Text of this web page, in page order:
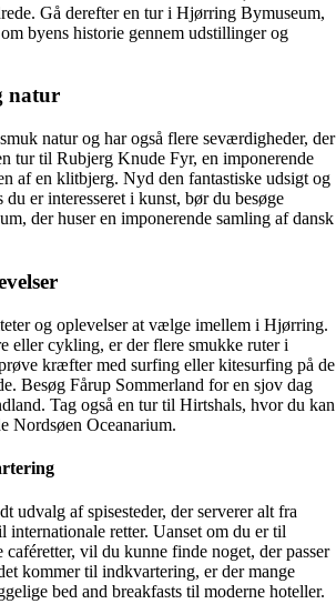
Gå derefter en tur i Hjørring Bymuseum,
byens historie gennem udstillinger og
natur
natur og har også flere seværdigheder, der
tur til Rubjerg Knude Fyr, en imponerende
af en klitbjerg. Nyd den fantastiske udsigt og
er interesseret i kunst, bør du besøge
der huser en imponerende samling af dansk
og oplevelser at vælge imellem i Hjørring.
eller cykling, er der flere smukke ruter i
kræfter med surfing eller kitesurfing på de
Besøg Fårup Sommerland for en sjov dag
Tag også en tur til Hirtshals, hvor du kan
Nordsøen Oceanarium.
udvalg af spisesteder, der serverer alt fra
internationale retter. Uanset om du er til
caféretter, vil du kunne finde noget, der passer
kommer til indkvartering, er der mange
bed and breakfasts til moderne hoteller.